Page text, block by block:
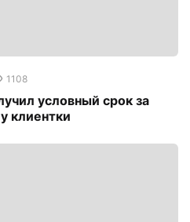
1108
условный срок за
клиентки